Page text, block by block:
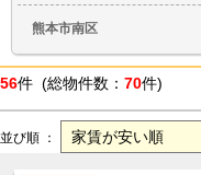
熊本市南区
56件 (総物件数： 70件)
並び順 ：